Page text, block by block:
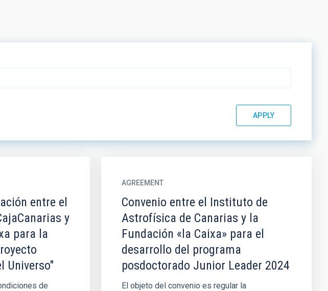
entre el
y
para la
Universo"
de
AGREEMENT
Convenio entre el Instituto de
Astrofísica de Canarias y la
Fundación «la Caixa» para el
desarrollo del programa
posdoctorado Junior Leader 2024
El objeto del convenio es regular la